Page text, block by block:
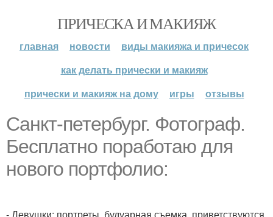
ПРИЧЕСКА И МАКИЯЖ
главная новости
виды макияжа и причесок
как делать прически и макияж
прически и макияж на дому
игры отзывы
Санкт-петербург. Фотограф.
Бесплатно поработаю для
нового портфолио: